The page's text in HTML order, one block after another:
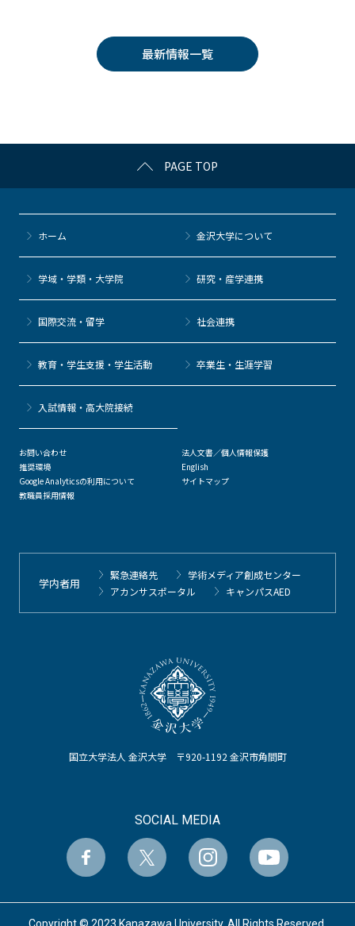
k
erk
et
n
a
最新情報一覧
PAGE TOP
国立大学法人 金沢大学 〒920-1192 金沢市角間町
SOCIAL MEDIA
ホーム 金沢大学について
学域・学類・大学院 研究・産学連携
国際交流・留学 社会連携
教育・学生支援・学生活動 卒業生・生涯学習
⼊試情報・高大院接続
お問い合わせ
推奨環境
Google Analyticsの利用について
教職員採用情報
法人文書／個人情報保護
English
サイトマップ
学内者用
緊急連絡先
学術メディア創成センター
アカンサスポータル
キャンパスAED